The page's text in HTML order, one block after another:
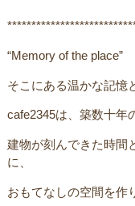
“Memory of the place”
そこにある温かな記憶
cafe2345は、築数十年
建物が刻んできた時間
に、
おもてなしの空間を作